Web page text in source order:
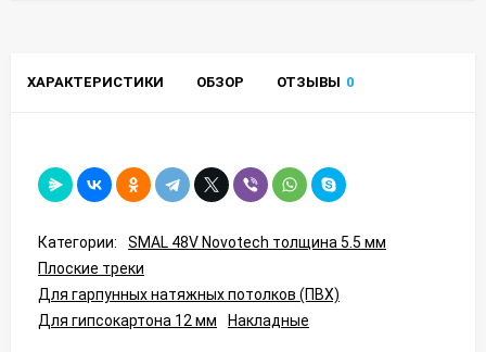
ХАРАКТЕРИСТИКИ ОБЗОР ОТЗЫВЫ 0
Категории:
SMAL 48V Novotech толщина 5.5 мм
Плоские треки
Для гарпунных натяжных потолков (ПВХ)
Для гипсокартона 12 мм
Накладные